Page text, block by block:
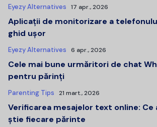
Eyezy Alternatives 17 apr., 2026
Aplicații de monitorizare a
ghid ușor
Eyezy Alternatives 6 apr., 2026
Cele mai bune urmăritori de chat
pentru părinți
Parenting Tips 21 mart., 2026
Verificarea mesajelor text online: Ce
știe fiecare părinte